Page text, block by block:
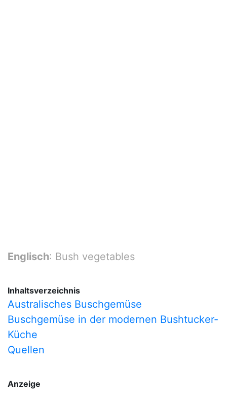
Englisch: Bush vegetables
Inhaltsverzeichnis
Australisches Buschgemüse
Buschgemüse in der modernen Bushtucker-
Küche
Quellen
Anzeige